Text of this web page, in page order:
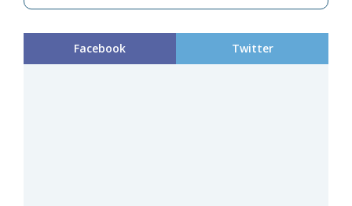
Facebook Twitter